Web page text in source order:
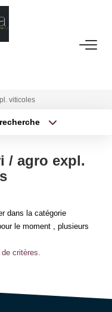
viticoles
min
/ agro expl.
dans la catégorie
le moment , plusieurs
critères.